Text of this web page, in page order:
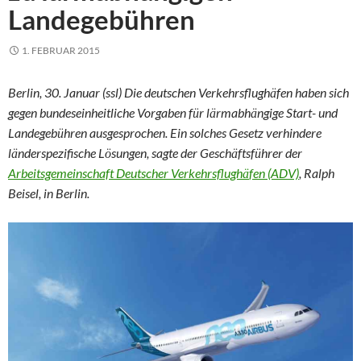
Landegebühren
1. FEBRUAR 2015
Berlin, 30. Januar (ssl) Die deutschen Verkehrsflughäfen haben sich
gegen bundeseinheitliche Vorgaben für lärmabhängige Start- und
Landegebühren ausgesprochen. Ein solches Gesetz verhindere
länderspezifische Lösungen, sagte der Geschäftsführer der
Arbeitsgemeinschaft Deutscher Verkehrsflughäfen (ADV), Ralph
Beisel, in Berlin.